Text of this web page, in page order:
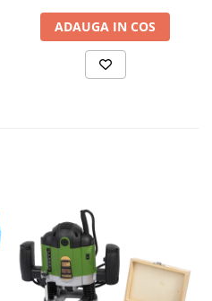
ADAUGA IN COS